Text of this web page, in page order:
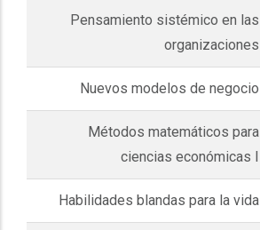
Pensamiento sistémico en las
organizaciones
Nuevos modelos de negocio
Métodos matemáticos para
ciencias económicas I
Habilidades blandas para la vida